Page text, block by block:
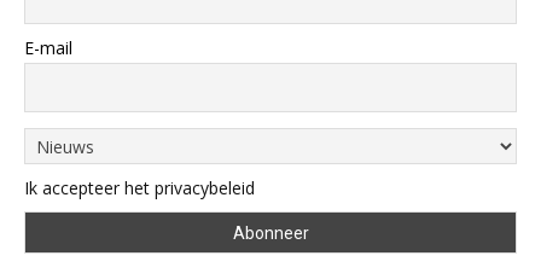
E-mail
Ik accepteer het privacybeleid